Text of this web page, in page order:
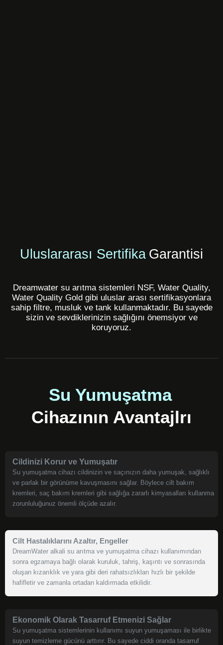
Uluslararası Sertifika Garantisi
Dreamwater su arıtma sistemleri NSF, Water Quality,
Water Quality Gold gibi uluslar arası sertifikasyonlara
sahip filtre, musluk ve tank kullanmaktadır. Bu sayede
sizin ve sevdiklerinizin sağlığını önemsiyor ve
koruyoruz.
Su Yumuşatma
Cihazının Avantajlrı
Cildinizi Korur ve Yumuşatır
Su yumuşatma cihazı cildinizin ve saçınızın daha yumuşak, sağlıklı
ve parlak bir görünüme kavuşmasını sağlar. Böylece cilt bakım
kremleri, saç bakım kremleri gibi sağlığa zararlı kimyasalları kullanma
zorunluluğunuz önemli ölçüde azalır.
Cilt Hastalıklarını Azaltır, Engeller
DreamWater alkali su arıtma ve yumuşatma cihazı kullanımından
sonra egzamaya bağlı olarak kuruluk, tahriş, kaşıntı ve sonrasında
oluşan kızarıklık ve yara gibi deri rahatsızlıkları hızlı bir şekilde
hafifletir ve zamanla ortadan kaldırmada etkilidir.
Ekonomik Olarak Tasarruf Etmenizi Sağlar
Su yumuşatma sistemlerinin kullanımı suyun yumuşaması ile birlikte
suyun temizleme gücünü arttırır. Bu sayede ciddi oranda tasarruf